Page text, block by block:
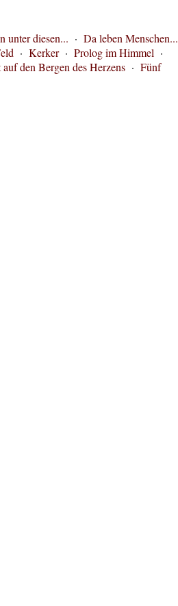
unter diesen... · Da leben Menschen...
· Kerker· Prolog im Himmel ·
auf den Bergen des Herzens · Fünf